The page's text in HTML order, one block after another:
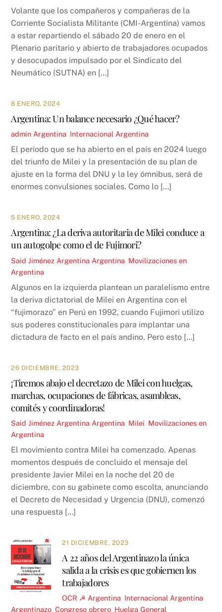
Volante que los compañeros y compañeras de la
Corriente Socialista Militante (CMI-Argentina) vamos
a estar repartiendo el sábado 20 de enero en el
Plenario paritario y abierto de trabajadores ocupados
y desocupados impulsado por el Sindicato del
Neumático (SUTNA) en […]
8 ENERO, 2024
Argentina: Un balance necesario ¿Qué hacer?
admin Argentina Internacional Argentina
El período que se ha abierto en el país en 2024 luego
del triunfo de Milei y la presentación de su plan de
ajuste en la forma del DNU y la ley ómnibus, será de
enormes convulsiones sociales. Como lo […]
5 ENERO, 2024
Argentina: ¿La deriva autoritaria de Milei conduce a
un autogolpe como el de Fujimori?
Said Jiménez Argentina Argentina Movilizaciones en
Argentina
Algunos en la izquierda plantean un paralelismo entre
la deriva dictatorial de Milei en Argentina con el
“fujimorazo” en Perú en 1992, cuando Fujimori utilizo
sus poderes constitucionales para implantar una
dictadura de facto en el país andino. Pero esto […]
26 DICIEMBRE, 2023
¡Tiremos abajo el decretazo de Milei con huelgas,
marchas, ocupaciones de fábricas, asambleas,
comités y coordinadoras!
Said Jiménez Argentina Argentina Milei Movilizaciones en
Argentina
El movimiento contra Milei ha comenzado. Apenas
momentos después de concluido el mensaje del
presidente Javier Milei en la noche del 20 de
diciembre, con su gabinete como escolta, anunciando
el Decreto de Necesidad y Urgencia (DNU), comenzó
una respuesta […]
21 DICIEMBRE, 2023
A 22 años del Argentinazo la única
salida a la crisis es que gobiernen los
trabajadores
OCR ☭ Argentina Internacional Argentina
Argentinazo ,Congreso obrero Huelga General